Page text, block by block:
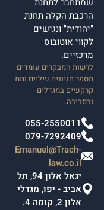
שמתחבר לתחנת
הרכבת הקלה תחנת
"יהודית" ונגישים
לקווי אוטובוס
מרכזיים.
לרשות המבקרים עומדים
מספר חניונים עיליים ותת
קרקעיים במגדלים
ובסביבה.
055-2550011
079-7292409
Emanuel@Trach-
law.co.il
יגאל אלון 94, תל
אביב - יפו, מגדלי
אלון 2, קומה 4.